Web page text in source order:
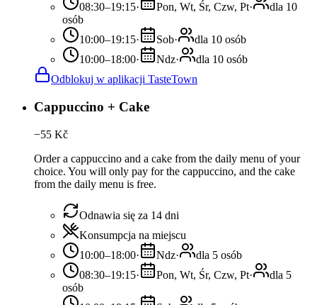
08:30–19:15· Pon, Wt, Śr, Czw, Pt·
dla 10
osób
10:00–19:15· Sob·
dla 10 osób
10:00–18:00· Ndz·
dla 10 osób
Odblokuj w aplikacji TasteTown
Cappuccino + Cake
−55 Kč
Order a cappuccino and a cake from the daily menu of your
choice. You will only pay for the cappuccino, and the cake
from the daily menu is free.
Odnawia się za 14 dni
Konsumpcja na miejscu
10:00–18:00· Ndz·
dla 5 osób
08:30–19:15· Pon, Wt, Śr, Czw, Pt·
dla 5
osób